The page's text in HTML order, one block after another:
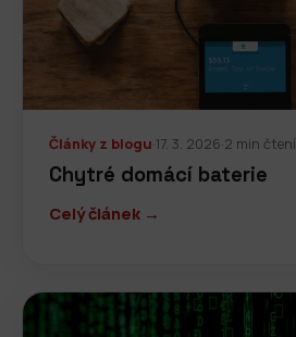
Články z blogu·17. 3. 2026·2 min čtení
Chytré domácí baterie
Celý článek →